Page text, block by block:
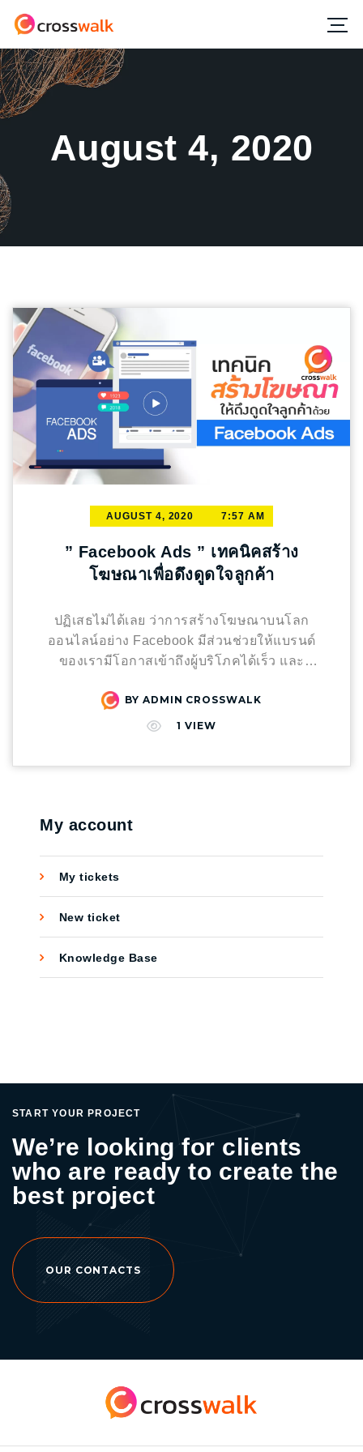
August 4, 2020
AUGUST 4, 2020 7:57 AM
” Facebook Ads ” เทคนิคสร้าง
โฆษณาเพื่อดึงดูดใจลูกค้า
ปฏิเสธไม่ได้เลย ว่าการสร้างโฆษณาบนโลก
ออนไลน์อย่าง Facebook มีส่วนช่วยให้แบรนด์
ของเรามีโอกาสเข้าถึงผู้บริโภคได้เร็ว และ
ทำจริง หลายๆคนอาจจะมีคำถามว่า ต้องเริ่มทำ
จากตรงไหนก่อน และจะคุ้มกับการสร้างยอดขาย
เลยของกลุ่มทำธุรกิจ เพราะเมื่อรู้จักแล้ว จะ
สามารถสร้างกลยุทธ์ทางการตลาด โดยมีทิศทาง
ลงทุนการโฆษณาลง >> เมื่อรับรู้แล้วว่าใคร คือ
การตลาดขึ้นมา ต้องดูว่าจุดประสงค์ของการทำ
นอกจากนี้ สิ่งที่ต้องคำนึงถึงเมื่อเริ่มสร้าง Ads คือ
ประเภทคอนเทนต์ที่ต้องการนำเสนอ ซึ่งเรามี
สามารถสื่อถึงสิ่งที่เราอยากให้กลุ่มเป้าหมายรับ
ทราบอย่างรวดเร็วที่สุด และต้องสะดุดตาจนอยาก
อ่าน 2. วิดิโอ ⁂ ภาพโฆษณาแบบเคลื่อนไหว จะ
ช่วยเพิ่มความสนใจมากยิ่งขึ้น 3. Carousel ⁂ รูป
แบบการโฆษณาที่สามารถใส่รูปได้หลาย ๆ รูป
และลูกค้าสามารถเลื่อนดูรูปได้ทีละรูป 4. Lead
Generation ⁂ เป็นรูปแบบการสร้างกลุ่มลูกค้า
เป้าหมาย เพื่อเก็บข้อมูลลูกค้า เช่น การสมัคร
สมาชิก การขอรับสิทธิพิเศษ การรับข่าวสารเพิ่ม
เติม จากช่องทางอิเมล เป็นต้น และ Crosswalk
สินค้าและบริการให้แก่ผู้ที่เคยเข้ามาดูแบรนด์ของ
เราไปแล้ว โดยกลุ่มเป้าหมายจะเห็นสินค้าหรือ
BY ADMIN CROSSWALK
1 VIEW
My account
My tickets
New ticket
Knowledge Base
START YOUR PROJECT
We’re looking for clients
who are ready to create the
best project
OUR CONTACTS